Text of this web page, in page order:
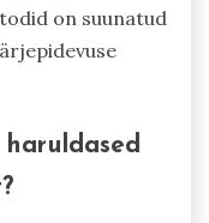
on suunatud